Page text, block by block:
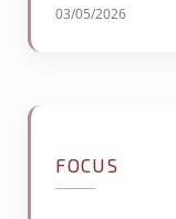
03/05/2026
FOCUS